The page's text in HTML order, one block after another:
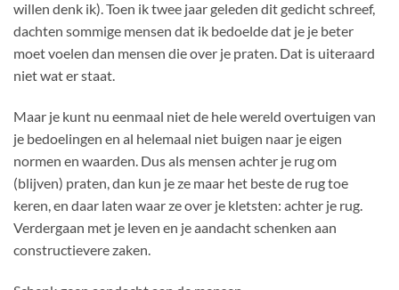
willen denk ik). Toen ik twee jaar geleden dit gedicht schreef,
dachten sommige mensen dat ik bedoelde dat je je beter
moet voelen dan mensen die over je praten. Dat is uiteraard
niet wat er staat.
Maar je kunt nu eenmaal niet de hele wereld overtuigen van
je bedoelingen en al helemaal niet buigen naar je eigen
normen en waarden. Dus als mensen achter je rug om
(blijven) praten, dan kun je ze maar het beste de rug toe
keren, en daar laten waar ze over je kletsten: achter je rug.
Verdergaan met je leven en je aandacht schenken aan
constructievere zaken.